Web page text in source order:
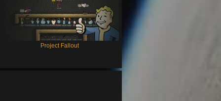
Project Fallout